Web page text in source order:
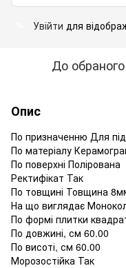
Увійти для
До обраного
Опис
По призначенню Для
По матеріалу
По поверхні Полірована
Ректифікат Так
По товщині Товщина
На що виглядає
По формі плитки
По довжині, см 60.00
По висоті, см 60.00
Морозостійка Так